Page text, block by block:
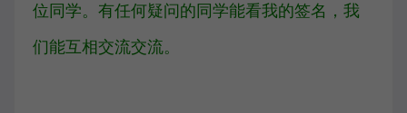
位同学。有任何疑问的同学能看我的签名，我
们能互相交流交流。